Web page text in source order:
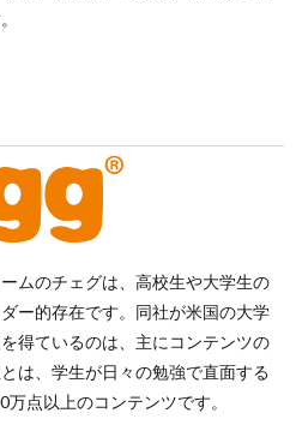
ムのチェグは、高校生や大学生の
ー的存在です。同社が米国の大学
得ているのは、主にコンテンツの
は、学生が日々の勉強で直面する
点以上のコンテンツです。